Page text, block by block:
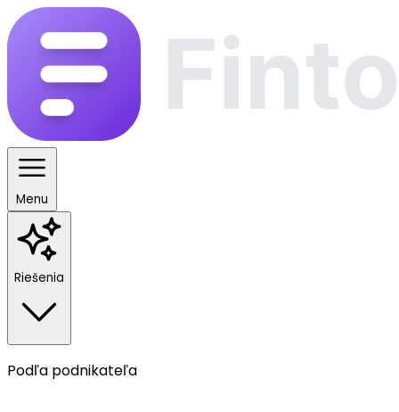
Menu
Riešenia
Podľa podnikateľa